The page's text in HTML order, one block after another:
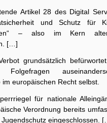
Artikel 28 des Digital
und Schutz für
– also im Kern
[…]
grundsätzlich
Folgefragen
europäischen Recht selbst.
für nationale
Verordnung bereits
eingeschlossen.